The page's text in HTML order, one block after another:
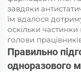
завдяки
їм вдалося
оскільки
голови
Правильно
одноразового